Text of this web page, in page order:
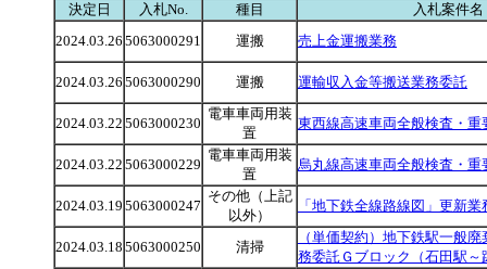
決定日 入札No. 種目
入札案件名
2024.03.26 5063000291 運搬 売上金運搬業務
2024.03.26 5063000290 運搬 運輸収入金等搬送業務委託
2024.03.22 5063000230
電車車両用装
置
東西線高速車両全般検査・重
2024.03.22 5063000229
電車車両用装
置
烏丸線高速車両全般検査・重
2024.03.19 5063000247
その他（上記
以外）
「地下鉄全線路線図」更新業
2024.03.18 5063000250 清掃
（単価契約）地下鉄駅一般
務委託Ｇブロック（石田駅～